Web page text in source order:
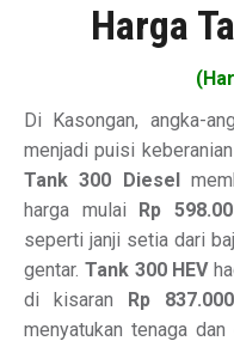
Harga
Di Kasongan, angka-
menjadi puisi
Tank 300 Diesel
harga mulai
Rp
seperti janji setia dari
gentar. Tank 300 HEV
di kisaran
Rp
menyatukan tenaga